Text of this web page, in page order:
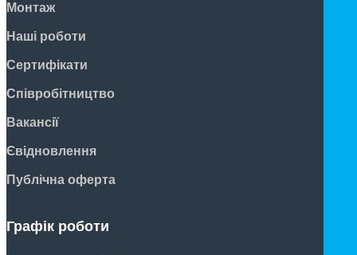
Монтаж
Наші роботи
Сертифікати
Співробітництво
Вакансії
Євідновлення
Публічна оферта
Графік роботи